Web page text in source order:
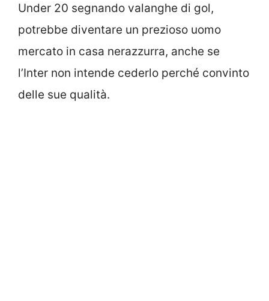
Under 20 segnando valanghe di gol,
potrebbe diventare un prezioso uomo
mercato in casa nerazzurra, anche se
l’Inter non intende cederlo perché convinto
delle sue qualità.